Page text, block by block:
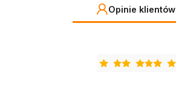
Opinie klientów